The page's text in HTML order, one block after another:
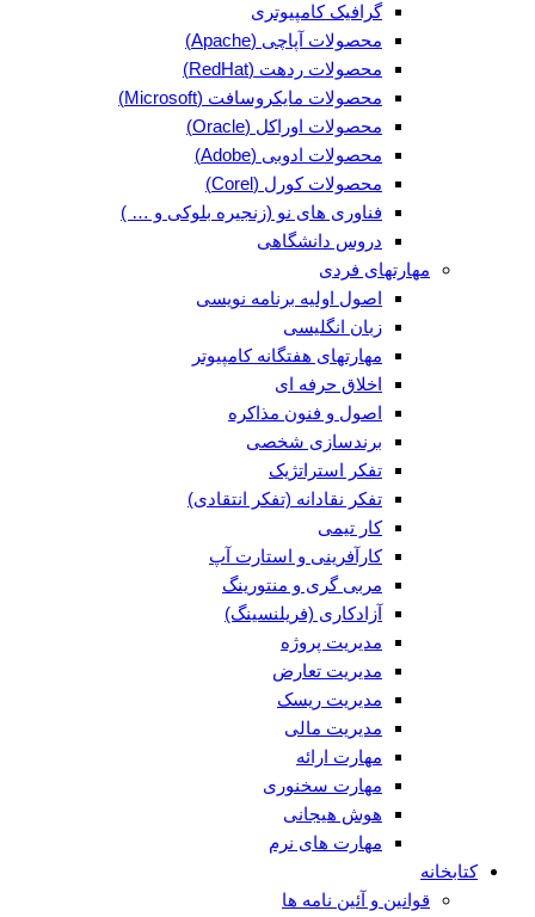
گرافیک کامپیوتری
محصولات آپاچی (Apache)
محصولات ردهت (RedHat)
محصولات مایکروسافت (Microsoft)
محصولات اوراکل (Oracle)
محصولات ادوبی (Adobe)
محصولات کورل (Corel)
فناوری های نو (زنجیره بلوکی و … )
دروس دانشگاهی
مهارتهای فردی
اصول اولیه برنامه نویسی
زبان انگلیسی
مهارتهای هفتگانه کامپیوتر
اخلاق حرفه ای
اصول و فنون مذاکره
برندسازی شخصی
تفکر استراتژیک
تفکر نقادانه (تفکر انتقادی)
کار تیمی
کارآفرینی و استارت آپ
مربی گری و منتورینگ
آزادکاری (فریلنسینگ)
مدیریت پروژه
مدیریت تعارض
مدیریت ریسک
مدیریت مالی
مهارت ارائه
مهارت سخنوری
هوش هیجانی
مهارت های نرم
کتابخانه
قوانین و آئین نامه ها